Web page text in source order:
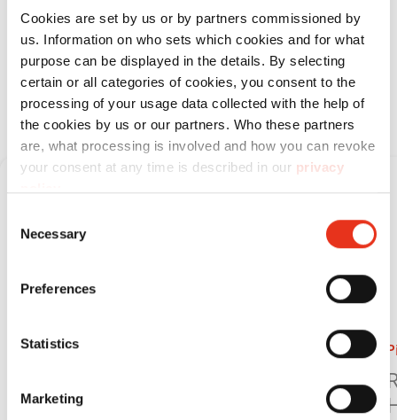
Cookies are set by us or by partners commissioned by
us. Information on who sets which cookies and for what
purpose can be displayed in the details. By selecting
certain or all categories of cookies, you consent to the
processing of your usage data collected with the help of
the cookies by us or our partners. Who these partners
are, what processing is involved and how you can revoke
your consent at any time is described in our privacy
Selection
Necessary
Preferences
Statistics
Marketing
do średnich ilości materiału przy
minimalnym zapotrzebowaniu na
miejsce
Pionowe prasy belujące
C